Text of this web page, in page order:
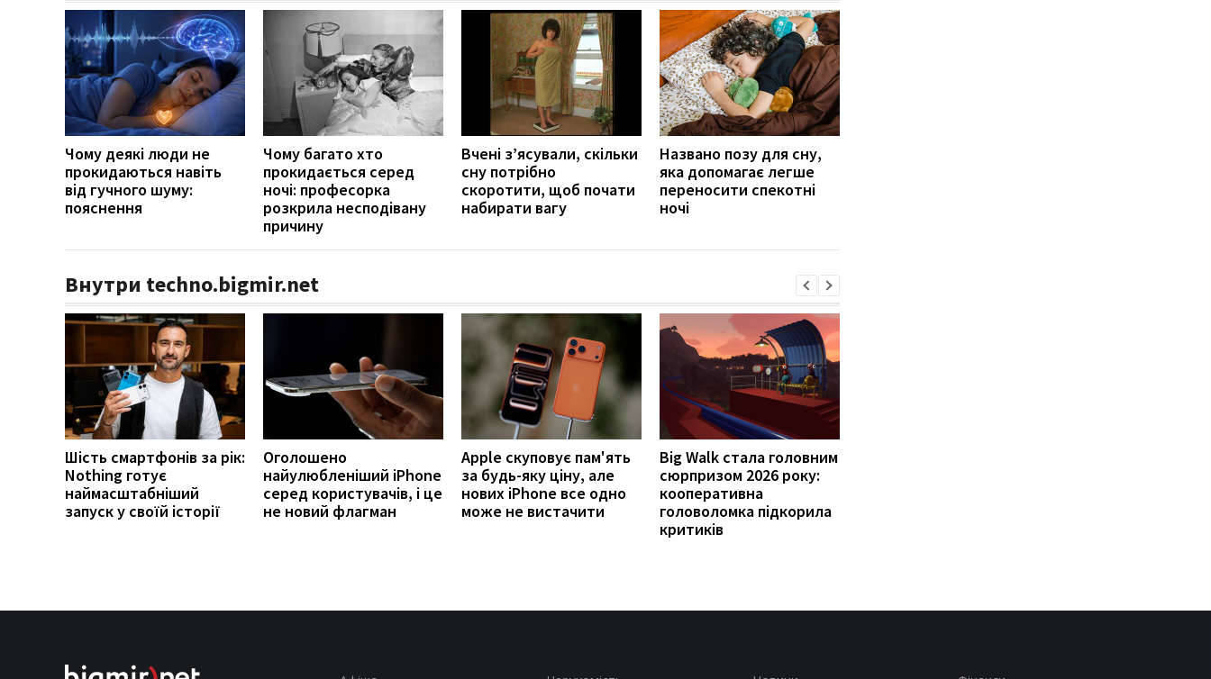
Чому деякі люди не
прокидаються навіть
від гучного шуму:
пояснення
Чому багато хто
прокидається серед
ночі: професорка
розкрила несподівану
причину
Вчені з’ясували, скільки
сну потрібно
скоротити, щоб почати
набирати вагу
Названо позу для сну,
яка допомагає легше
переносити спекотні
ночі
Внутри techno.bigmir.net
Шість смартфонів за рік:
Nothing готує
наймасштабніший
запуск у своїй історії
Оголошено
найулюбленіший iPhone
серед користувачів, і це
не новий флагман
Apple скуповує пам'ять
за будь-яку ціну, але
нових iPhone все одно
може не вистачити
Big Walk стала головним
сюрпризом 2026 року:
кооперативна
головоломка підкорила
критиків